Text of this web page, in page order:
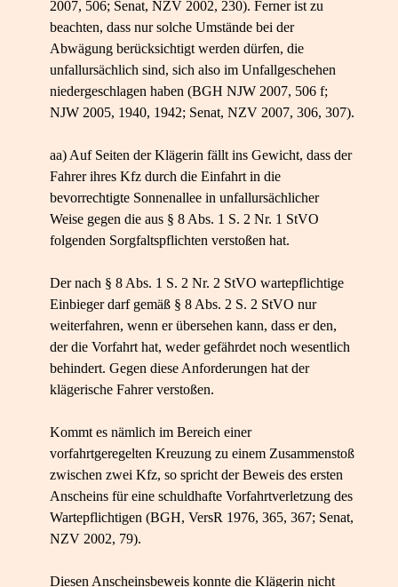
2007, 506; Senat, NZV 2002, 230). Ferner ist zu
beachten, dass nur solche Umstände bei der
Abwägung berücksichtigt werden dürfen, die
unfallursächlich sind, sich also im Unfallgeschehen
niedergeschlagen haben (BGH NJW 2007, 506 f;
NJW 2005, 1940, 1942; Senat, NZV 2007, 306, 307).
aa) Auf Seiten der Klägerin fällt ins Gewicht, dass der
Fahrer ihres Kfz durch die Einfahrt in die
bevorrechtigte Sonnenallee in unfallursächlicher
Weise gegen die aus § 8 Abs. 1 S. 2 Nr. 1 StVO
folgenden Sorgfaltspflichten verstoßen hat.
Der nach § 8 Abs. 1 S. 2 Nr. 2 StVO wartepflichtige
Einbieger darf gemäß § 8 Abs. 2 S. 2 StVO nur
weiterfahren, wenn er übersehen kann, dass er den,
der die Vorfahrt hat, weder gefährdet noch wesentlich
behindert. Gegen diese Anforderungen hat der
klägerische Fahrer verstoßen.
Kommt es nämlich im Bereich einer
vorfahrtgeregelten Kreuzung zu einem Zusammenstoß
zwischen zwei Kfz, so spricht der Beweis des ersten
Anscheins für eine schuldhafte Vorfahrtverletzung des
Wartepflichtigen (BGH, VersR 1976, 365, 367; Senat,
NZV 2002, 79).
Diesen Anscheinsbeweis konnte die Klägerin nicht